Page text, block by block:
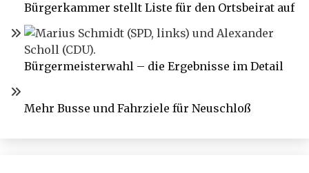
Bürgerkammer stellt Liste für den Ortsbeirat auf
Bürgermeisterwahl – die Ergebnisse im Detail
Mehr Busse und Fahrziele für Neuschloß